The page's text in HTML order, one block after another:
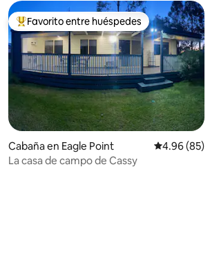
4.98 de 5, 81 reseñas
Favorito entre huéspedes preferido
Favorito entre huéspedes
Cabaña en Eagle Point
4.96 (85)
La casa de campo de Cassy